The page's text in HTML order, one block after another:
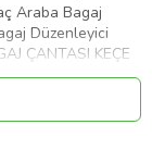
Araba Bagaj
Düzenleyici
ÇANTASI KEÇE
ÇANTA